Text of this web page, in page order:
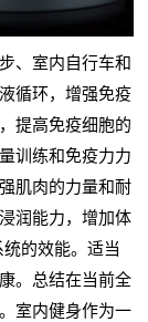
、室内自行车和
循环，增强免疫
提高免疫细胞的
训练和免疫力力
肌肉的力量和耐
润能力，增加体
的效能。适当
。总结在当前全
室内健身作为一